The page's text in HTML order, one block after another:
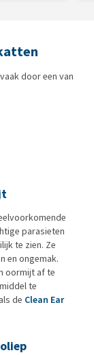
door een van
parasieten
te zien. Ze
en ongemak.
oormijt af te
te
de Clean Ear